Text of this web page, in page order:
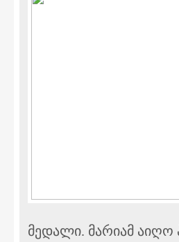
მედალი. მარიამ